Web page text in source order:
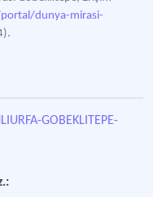
dunya-mirasi-
GOBEKLITEPE-